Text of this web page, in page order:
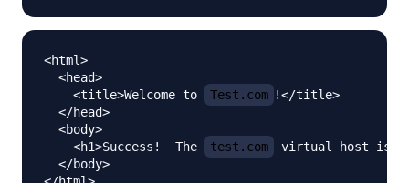
<html>
  <head>
    <title>Welcome to
Test.com !</title>
  </head>
  <body>
    <h1>Success!  The
test.com
virtual host is
  </body>